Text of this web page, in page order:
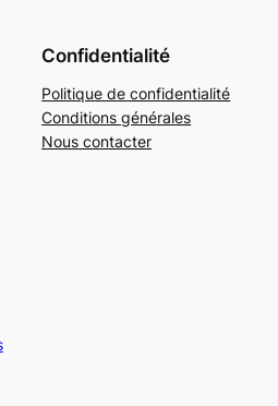
Confidentialité
Politique de confidentialité
Conditions générales
Nous contacter